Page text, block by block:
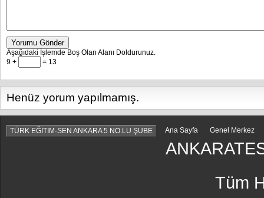
Yorumu Gönder
Aşağıdaki İşlemde Boş Olan Alanı Doldurunuz.
9 +
= 13
Henüz yorum yapılmamış.
TÜRK EĞİTİM-SEN ANKARA 5 NO.LU ŞUBE Ana Sayfa Genel Merkez
Tüm